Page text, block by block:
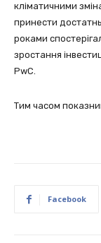
кліматичними
принести
роками
зростання
PwC.
Тим часом
Facebook